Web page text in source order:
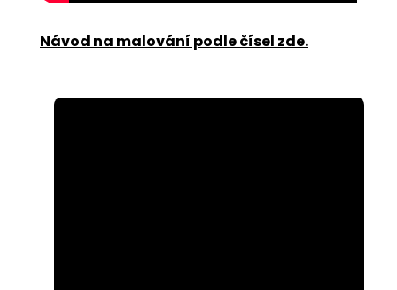
Návod na malování podle čísel zde.